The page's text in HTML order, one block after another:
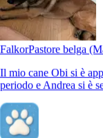
FalkorPastore belga
Il mio cane Obi si è
periodo e Andrea si è